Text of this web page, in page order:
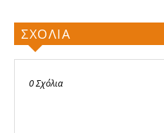
ΣΧΟΛΙΑ
0 Σχόλια